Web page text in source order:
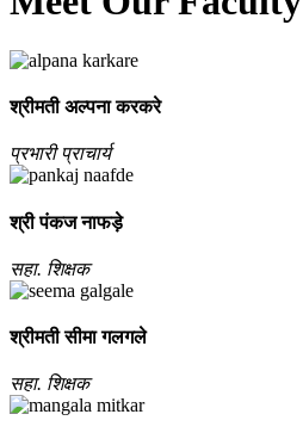
श्रीमती अल्‍पना करकरे
प्रभारी प्राचार्य
श्री पंकज नाफड़े
सहा. शिक्षक
श्रीमती सीमा गलगले
सहा. शिक्षक